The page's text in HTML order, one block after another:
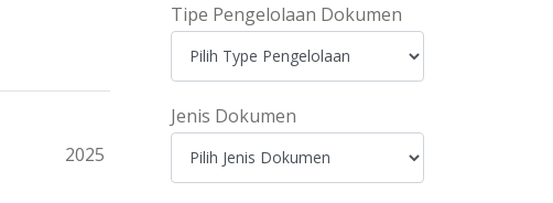
2025
Tipe Pengelolaan Dokumen
Jenis Dokumen